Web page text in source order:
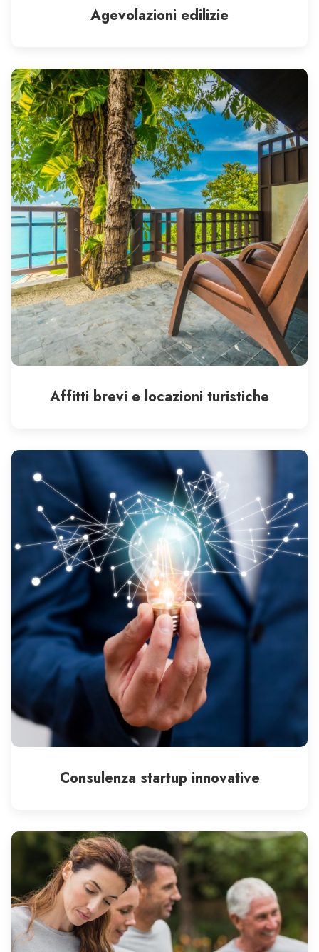
Agevolazioni edilizie
Affitti brevi e locazioni turistiche
Consulenza startup innovative